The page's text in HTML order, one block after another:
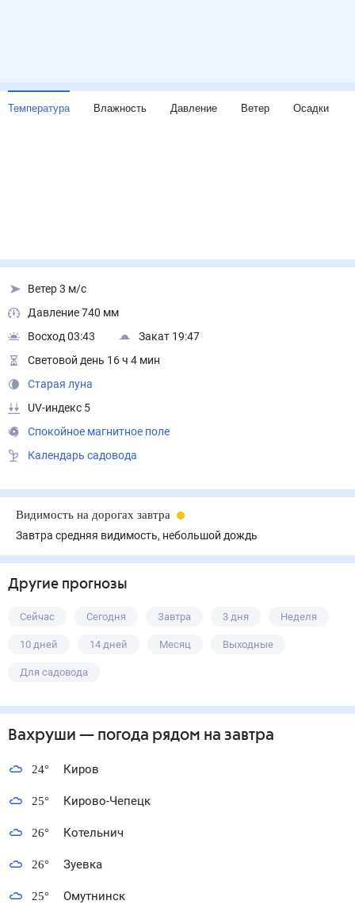
Температура Влажность Давление Ветер Осадки
Ветер 3 м/с
Давление 740 мм
Восход 03:43
Закат 19:47
Световой день 16 ч 4 мин
Старая луна
UV-индекс 5
Спокойное магнитное поле
Календарь садовода
Видимость на дорогах завтра
Завтра средняя видимость, небольшой дождь
Другие прогнозы
Сейчас Сегодня Завтра 3 дня Неделя
10 дней 14 дней Месяц Выходные
Для садовода
Вахруши — погода рядом на завтра
24° Киров
25° Кирово-Чепецк
26° Котельнич
26° Зуевка
25° Омутнинск